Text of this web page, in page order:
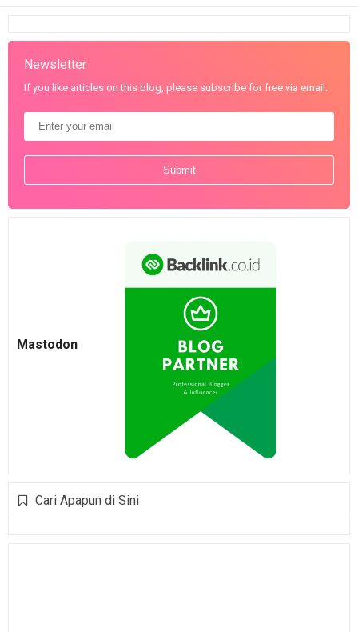
Newsletter
If you like articles on this blog, please subscribe for free via email.
Mastodon
Cari Apapun di Sini